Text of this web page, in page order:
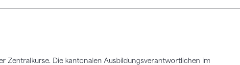
Zentralkurse. Die kantonalen Ausbildungsverantwortlichen im